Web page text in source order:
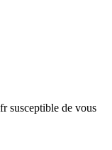
susceptible de vous